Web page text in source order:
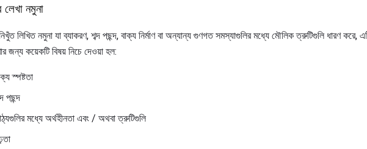
লেখা নমুনা
লিখিত নমুনা যা ব্যাকরণ, শব্দ পছন্দ, বাক্য নির্মাণ বা অন্যান্য গুণগত সমস্যাগুলির মধ্যে মৌলিক ত্রুটিগুলি ধারণ করে,
জন্য কয়েকটি বিষয় নিচে দেওয়া হল:
স্পষ্টতা
পছন্দ
মধ্যে অর্থহীনতা এবং / অথবা ত্রুটিগুলি